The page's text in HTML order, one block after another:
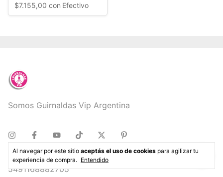
Al navegar por este sitio aceptás el uso de cookies para agilizar tu
experiencia de compra. Entendido
$7.155,00 con Efectivo
Somos Guirnaldas Vip Argentina
5491168882705